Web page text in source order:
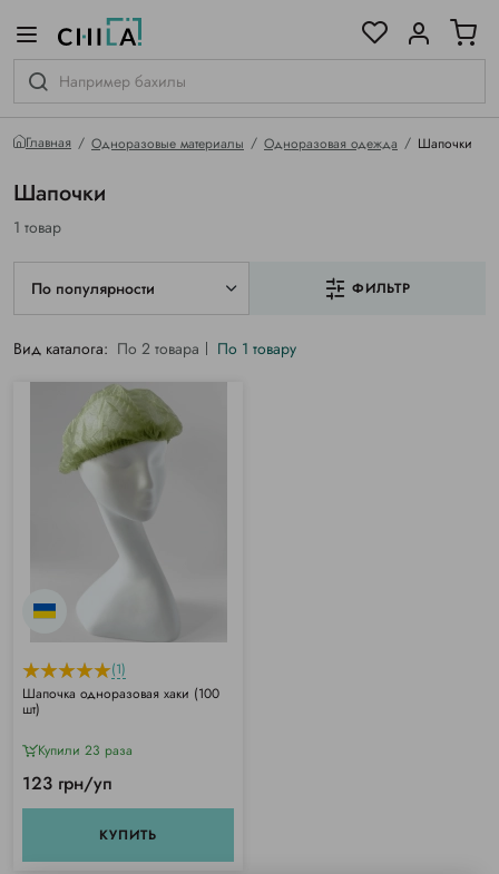
Главная Одноразовые материалы Одноразовая одежда Шапочки
Шапочки
1 товар
По популярности ФИЛЬТР
Вид каталога: По 2 товара По 1 товару
(1)
Шапочка одноразовая хаки (100
шт)
Купили 23 раза
123 грн/уп
КУПИТЬ
гамме